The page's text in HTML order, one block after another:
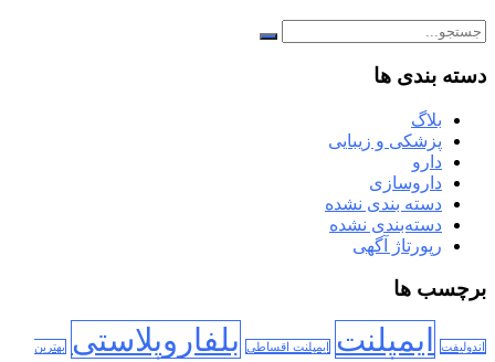
دسته بندی ها
بلاگ
پزشکی و زیبایی
دارو
داروسازی
دسته بندی نشده
دسته‌بندی نشده
رپورتاژ آگهی
برچسب ها
اندولیفت ایمپلنت ایمپلنت اقساطی بلفاروپلاستی
بهترین